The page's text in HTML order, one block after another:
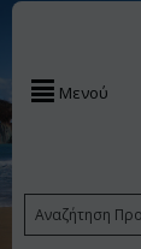
Μενού